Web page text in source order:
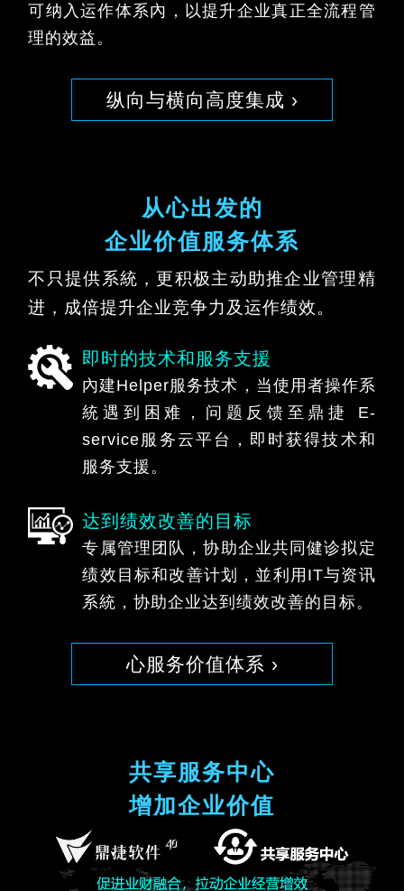
可纳入运作体系內，以提升企业真正全流程管
理的效益。
纵向与横向高度集成 ›
从心出发的
企业价值服务体系
不只提供系統，更积极主动助推企业管理精
进，成倍提升企业竞争力及运作绩效。
即时的技术和服务支援
內建Helper服务技术，当使用者操作系
統遇到困难，问题反馈至鼎捷 E-
service服务云平台，即时获得技术和
服务支援。
达到绩效改善的目标
专属管理团队，协助企业共同健诊拟定
绩效目标和改善计划，並利用IT与资讯
系統，协助企业达到绩效改善的目标。
心服务价值体系 ›
共享服务中心
增加企业价值